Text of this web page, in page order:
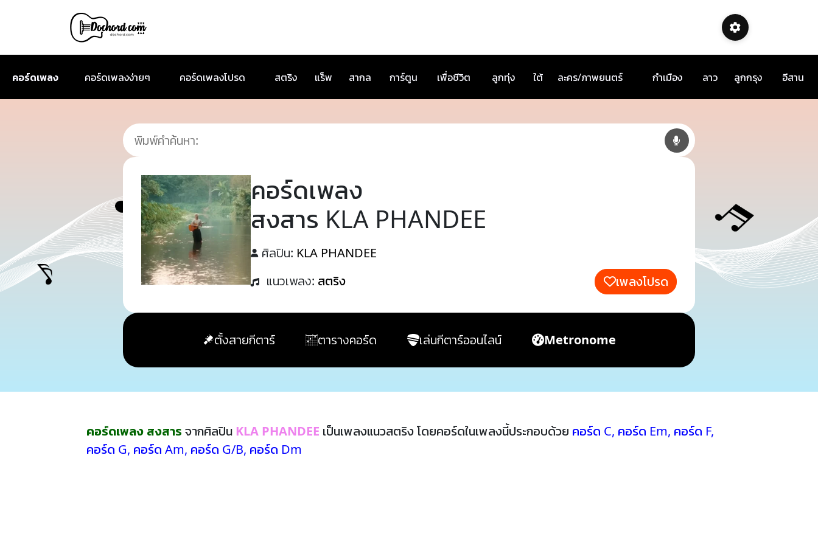
คอร์ดเพลง คอร์ดเพลงง่ายๆ คอร์ดเพลงโปรด สตริง แร็พ สากล การ์ตูน เพื่อชีวิต ลูกทุ่ง ใต้ ละคร/ภาพยนตร์ กำเมือง ลาว ลูกกรุง อีสาน
คอร์ดเพลง
สงสาร KLA PHANDEE
ศิลปิน: KLA PHANDEE
แนวเพลง: สตริง เพลงโปรด
ตั้งสายกีตาร์ ตารางคอร์ด เล่นกีตาร์ออนไลน์ Metronome
คอร์ดเพลง สงสาร จากศิลปิน KLA PHANDEE เป็นเพลงแนวสตริง โดยคอร์ดในเพลงนี้ประกอบด้วย คอร์ด C, คอร์ด Em, คอร์ด F,
คอร์ด G, คอร์ด Am, คอร์ด G/B, คอร์ด Dm